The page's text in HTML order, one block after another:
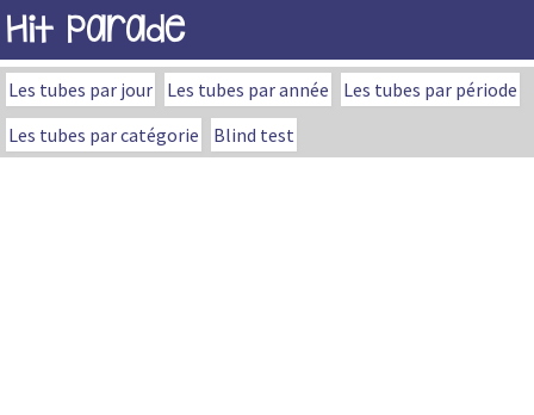
Hit Parade
Les tubes par jour Les tubes par année
Les tubes par période
Les tubes par catégorie
Blind test